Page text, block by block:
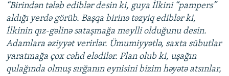
“Birindən tələb ediblər desin ki, guya İlkini “pampers”
aldığı yerdə görüb. Başqa birinə təzyiq ediblər ki,
İlkinin qız-gəlinə sataşmağa meylli olduğunu desin.
Adamlara əziyyət verirlər. Ümumiyyətlə, saxta sübutlar
yaratmağa çox cəhd elədilər. Plan olub ki, uşağın
qulağında olmuş sırğanın eynisini bizim həyətə atsınlar,